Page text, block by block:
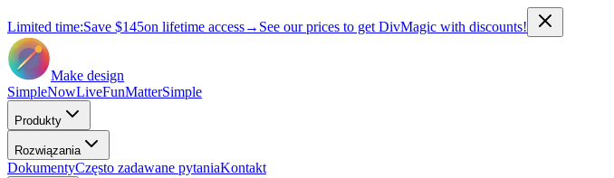
Limited time:Save $145on lifetime access→ See our prices to get DivMagic with discounts!
Make design
SimpleNowLiveFunMatterSimple
Produkty
Rozwiązania
DokumentyCzęsto zadawane pytaniaKontakt